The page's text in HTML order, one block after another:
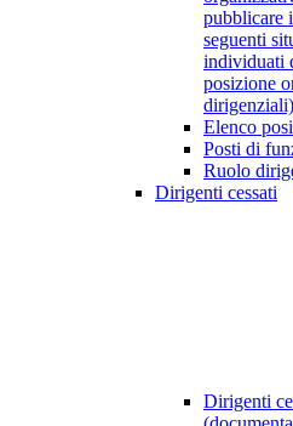
pubblicare
seguenti
individuati
posizione
dirigenziali)
Elenco
Posti di
Ruolo
Dirigenti cessati
Dirigenti